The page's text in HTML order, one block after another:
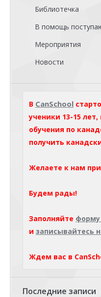
Библиотечка
В помощь
Мероприятия
Новости
В CanSchool
ученики 13-15
обучения по
получить
Желаете к нам
Будем рады!
Заполняйте форму
и записывайтесь
Ждем вас в
Последние записи